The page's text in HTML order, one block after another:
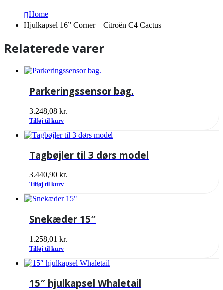
Home
Hjulkapsel 16” Corner – Citroën C4 Cactus
Relaterede varer
Parkeringssensor bag.
3.248,08 kr.
Tilføj til kurv
Tagbøjler til 3 dørs model
3.440,90 kr.
Tilføj til kurv
Snekæder 15″
1.258,01 kr.
Tilføj til kurv
15″ hjulkapsel Whaletail